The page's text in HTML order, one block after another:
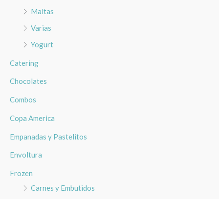
Maltas
Varias
Yogurt
Catering
Chocolates
Combos
Copa America
Empanadas y Pastelitos
Envoltura
Frozen
Carnes y Embutidos